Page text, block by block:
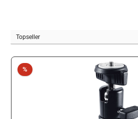
%Rabatt